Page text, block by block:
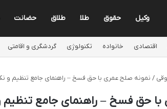
وکیل حقوق طلا طلاق حضانت
اقتصادی خانواده تکنولوژی گردشگری و اقامتی
/ نمونه صلح عمری با حق فسخ – راهنمای جامع تنظیم و
حق فسخ – راهنمای جامع